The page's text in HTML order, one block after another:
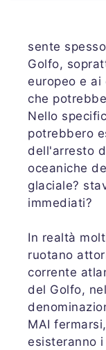
sente
Golfo,
europeo e ai
che
Nello
potrebbero
dell'arresto
oceaniche
glaciale?
immediati?
In realtà
ruotano
corrente
del Golfo,
MAI
esisteranno